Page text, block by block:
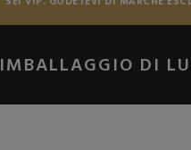
IMBALLAGGIO DI